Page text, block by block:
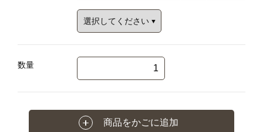
数量
商品をかごに追加